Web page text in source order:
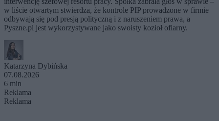
w liście otwartym stwierdza, że kontrole PIP prowadzone w firmie
odbywają się pod presją polityczną i z naruszeniem prawa, a
Pyszne.pl jest wykorzystywane jako swoisty kozioł ofiarny.
Katarzyna Dybińska
07.08.2026
6 min
Reklama
Reklama